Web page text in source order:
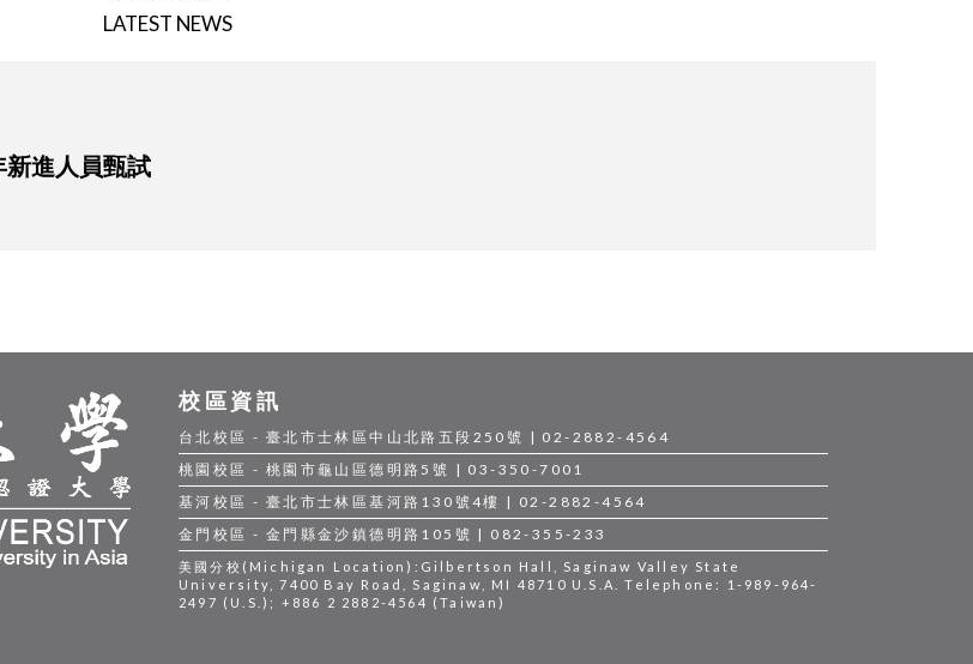
LATEST NEWS
新進人員甄試
校區資訊
台北校區 - 臺北市士林區中山北路五段250號 | 02-2882-4564
桃園校區 - 桃園市龜山區德明路5號 | 03-350-7001
基河校區 - 臺北市士林區基河路130號4樓 | 02-2882-4564
金門校區 - 金門縣金沙鎮德明路105號 | 082-355-233
美國分校(Michigan Location):Gilbertson Hall, Saginaw Valley State
University, 7400 Bay Road, Saginaw, MI 48710 U.S.A. Telephone: 1-989-964-
2497 (U.S.); +886 2 2882-4564 (Taiwan)